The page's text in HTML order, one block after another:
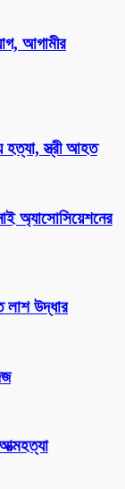
আগামীর
হত্যা, স্ত্রী আহত
অ্যাসোসিয়েশনের
লাশ উদ্ধার